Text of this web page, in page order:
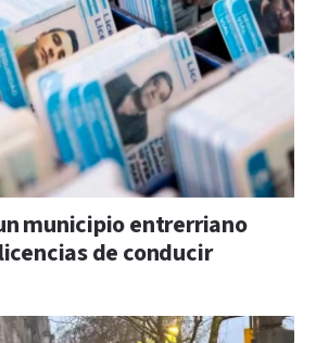
municipio entrerriano
de conducir